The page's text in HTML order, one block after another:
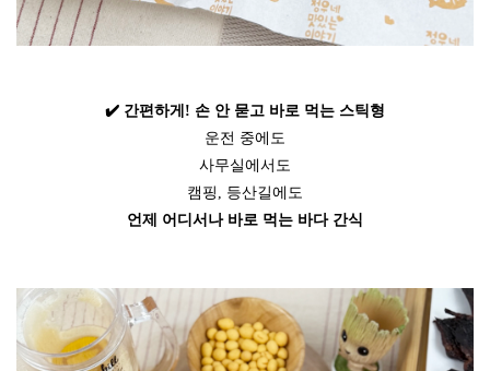
✔️ 간편하게 ! 손 안 묻고 바로 먹는 스틱형
운전 중에도
사무실에서도
캠핑
등산길에도
언제
어디서나 바로 먹는 바다 간식